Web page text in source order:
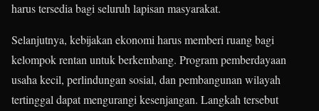
harus tersedia bagi seluruh lapisan masyarakat.
Selanjutnya, kebijakan ekonomi harus memberi ruang bagi
kelompok rentan untuk berkembang. Program pemberdayaan
usaha kecil, perlindungan sosial, dan pembangunan wilayah
tertinggal dapat mengurangi kesenjangan. Langkah tersebut